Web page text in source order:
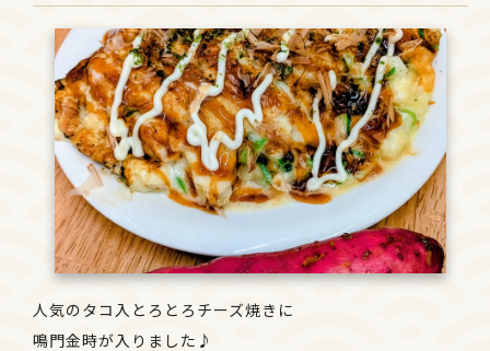
人気のタコ入とろとろチーズ焼きに
鳴門金時が入りました♪